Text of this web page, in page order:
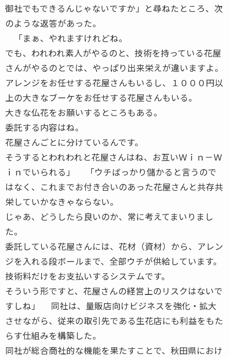
御社でもできるんじゃないですか」と尋ねたところ、次
のような返答があった。
「まぁ、やれますけれどね。
でも、われわれ素人がやるのと、技術を持っている花屋
さんがやるのとでは、やっぱり出来栄えが違いますよ。
アレンジをお任せする花屋さんもいるし、１０００円以
上の大きなブーケをお任せする花屋さんもいる。
大きな仏花をお願いするところもある。
委託する内容はね。
花屋さんごとに分けているんです。
そうするとわれわれと花屋さんはね、お互いＷｉｎ－Ｗ
ｉｎでいられる」 「ウチばっかり儲かると言うので
はなく、これまでお付き合いのあった花屋さんと共存共
栄していかなきゃならない。
じゃあ、どうしたら良いのか、常に考えてまいりまし
た。
委託している花屋さんには、花材（資材）から、アレン
ジを入れる段ボールまで、全部ウチが供給しています。
技術料だけをお支払いするシステムです。
そういう形ですと、花屋さんの経営上のリスクはないで
すしね」 同社は、量販店向けビジネスを強化・拡大
させながら、従来の取引先である生花店にも利益をもた
らす仕組みを構築した。
同社が総合商社的な機能を果たすことで、秋田県におけ